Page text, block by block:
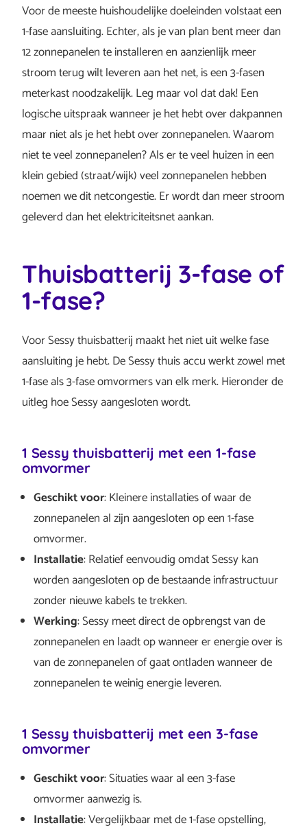
Voor de meeste huishoudelijke doeleinden volstaat een
1-fase aansluiting. Echter, als je van plan bent meer dan
12 zonnepanelen te installeren en aanzienlijk meer
stroom terug wilt leveren aan het net, is een 3-fasen
meterkast noodzakelijk. Leg maar vol dat dak! Een
logische uitspraak wanneer je het hebt over dakpannen
maar niet als je het hebt over zonnepanelen. Waarom
niet te veel zonnepanelen? Als er te veel huizen in een
klein gebied (straat/wijk) veel zonnepanelen hebben
noemen we dit netcongestie. Er wordt dan meer stroom
geleverd dan het elektriciteitsnet aankan.
Thuisbatterij 3-fase of
1-fase?
Voor Sessy thuisbatterij maakt het niet uit welke fase
aansluiting je hebt. De Sessy thuis accu werkt zowel met
1-fase als 3-fase omvormers van elk merk. Hieronder de
uitleg hoe Sessy aangesloten wordt.
1 Sessy thuisbatterij met een 1-fase
omvormer
Geschikt voor: Kleinere installaties of waar de
zonnepanelen al zijn aangesloten op een 1-fase
omvormer.
Installatie: Relatief eenvoudig omdat Sessy kan
worden aangesloten op de bestaande infrastructuur
zonder nieuwe kabels te trekken.
Werking: Sessy meet direct de opbrengst van de
zonnepanelen en laadt op wanneer er energie over is
van de zonnepanelen of gaat ontladen wanneer de
zonnepanelen te weinig energie leveren.
1 Sessy thuisbatterij met een 3-fase
omvormer
Geschikt voor: Situaties waar al een 3-fase
omvormer aanwezig is.
Installatie: Vergelijkbaar met de 1-fase opstelling,